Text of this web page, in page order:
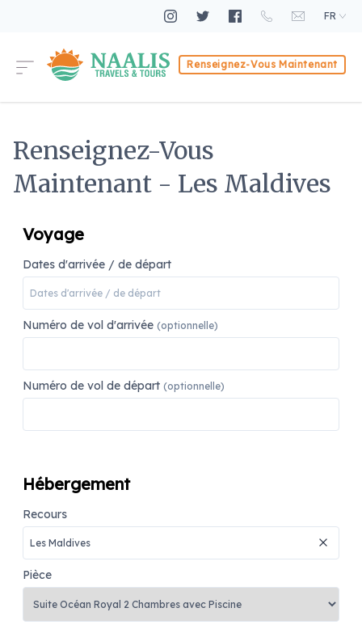
FR
Renseignez-Vous Maintenant
Renseignez-Vous
Maintenant - Les Maldives
Voyage
Dates d'arrivée / de départ
Numéro de vol d'arrivée (optionnelle)
Numéro de vol de départ (optionnelle)
Hébergement
Recours
Pièce